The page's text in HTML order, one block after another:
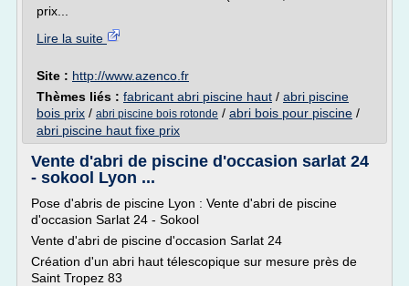
prix...
Lire la suite
Site : http://www.azenco.fr
Thèmes liés : fabricant abri piscine haut / abri piscine
bois prix / abri piscine bois rotonde / abri bois pour piscine /
abri piscine haut fixe prix
Vente d'abri de piscine d'occasion sarlat 24
- sokool Lyon ...
Pose d'abris de piscine Lyon : Vente d'abri de piscine
d'occasion Sarlat 24 - Sokool
Vente d'abri de piscine d'occasion Sarlat 24
Création d'un abri haut télescopique sur mesure près de
Saint Tropez 83